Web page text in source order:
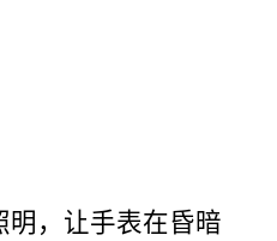
，让手表在昏暗